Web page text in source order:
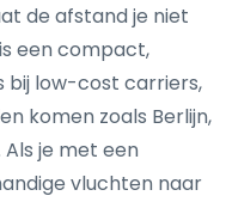
de afstand je niet
een compact,
bij low-cost carriers,
komen zoals Berlijn,
Als je met een
vluchten naar